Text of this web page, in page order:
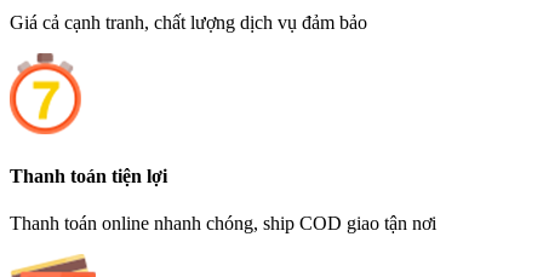
Giá cả cạnh tranh, chất lượng dịch vụ đảm bảo
Thanh toán tiện lợi
Thanh toán online nhanh chóng, ship COD giao tận nơi